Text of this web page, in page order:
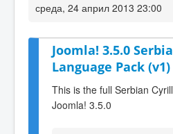
среда, 24 април 2013 23:00
Joomla! 3.5.0
Language Pack (v1)
This is the full Serbian
Joomla! 3.5.0